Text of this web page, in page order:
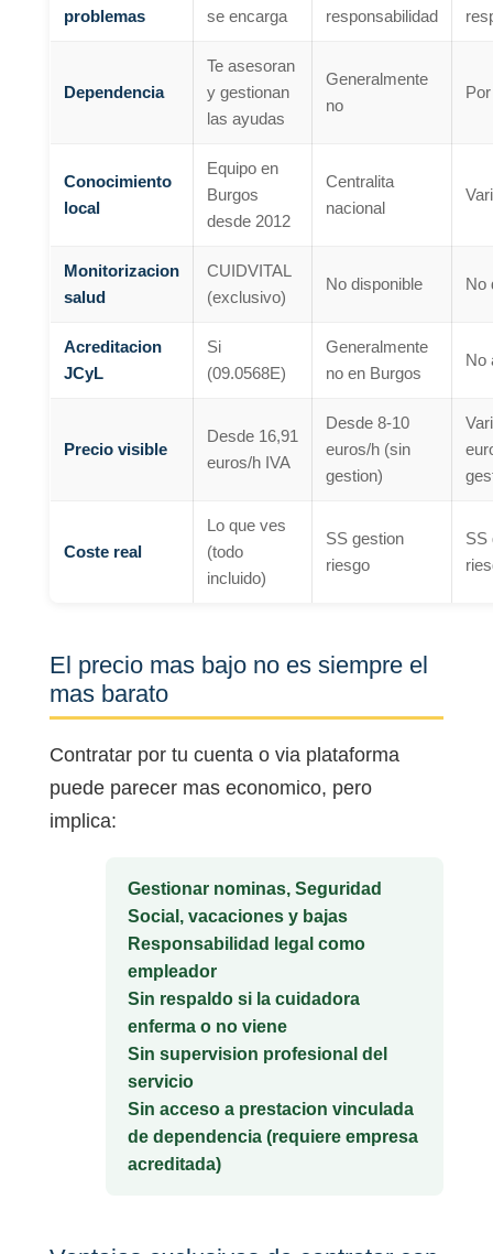
problemas
se encarga
responsabilidad
Dependencia
Te asesoran
y gestionan
las ayudas
Generalmente
no
Conocimiento
local
Equipo en
Burgos
desde 2012
Centralita
nacional
Monitorizacion
salud
CUIDVITAL
(exclusivo)
No disponible No
Acreditacion
JCyL
Si
(09.0568E)
Generalmente
no en Burgos
No
Precio visible
Desde 16,91
euros/h IVA
Desde 8-10
euros/h (sin
gestion)
Coste real
Lo que ves
(todo
incluido)
SS gestion
riesgo
SS
El precio mas bajo no es siempre el
mas barato
Contratar por tu cuenta o via plataforma
puede parecer mas economico, pero
implica:
Gestionar nominas, Seguridad
Social, vacaciones y bajas
Responsabilidad legal como
empleador
Sin respaldo si la cuidadora
enferma o no viene
Sin supervision profesional del
servicio
Sin acceso a prestacion vinculada
de dependencia (requiere empresa
acreditada)